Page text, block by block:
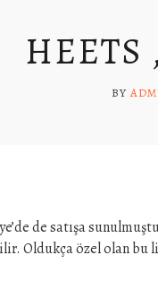
HEETS
BY
de satışa
Oldukça özel olan bu